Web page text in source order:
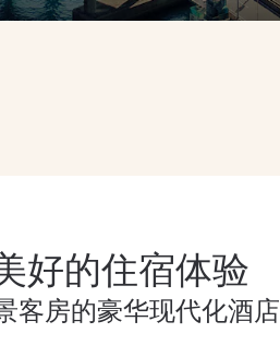
好的住宿体验
客房的豪华现代化酒店